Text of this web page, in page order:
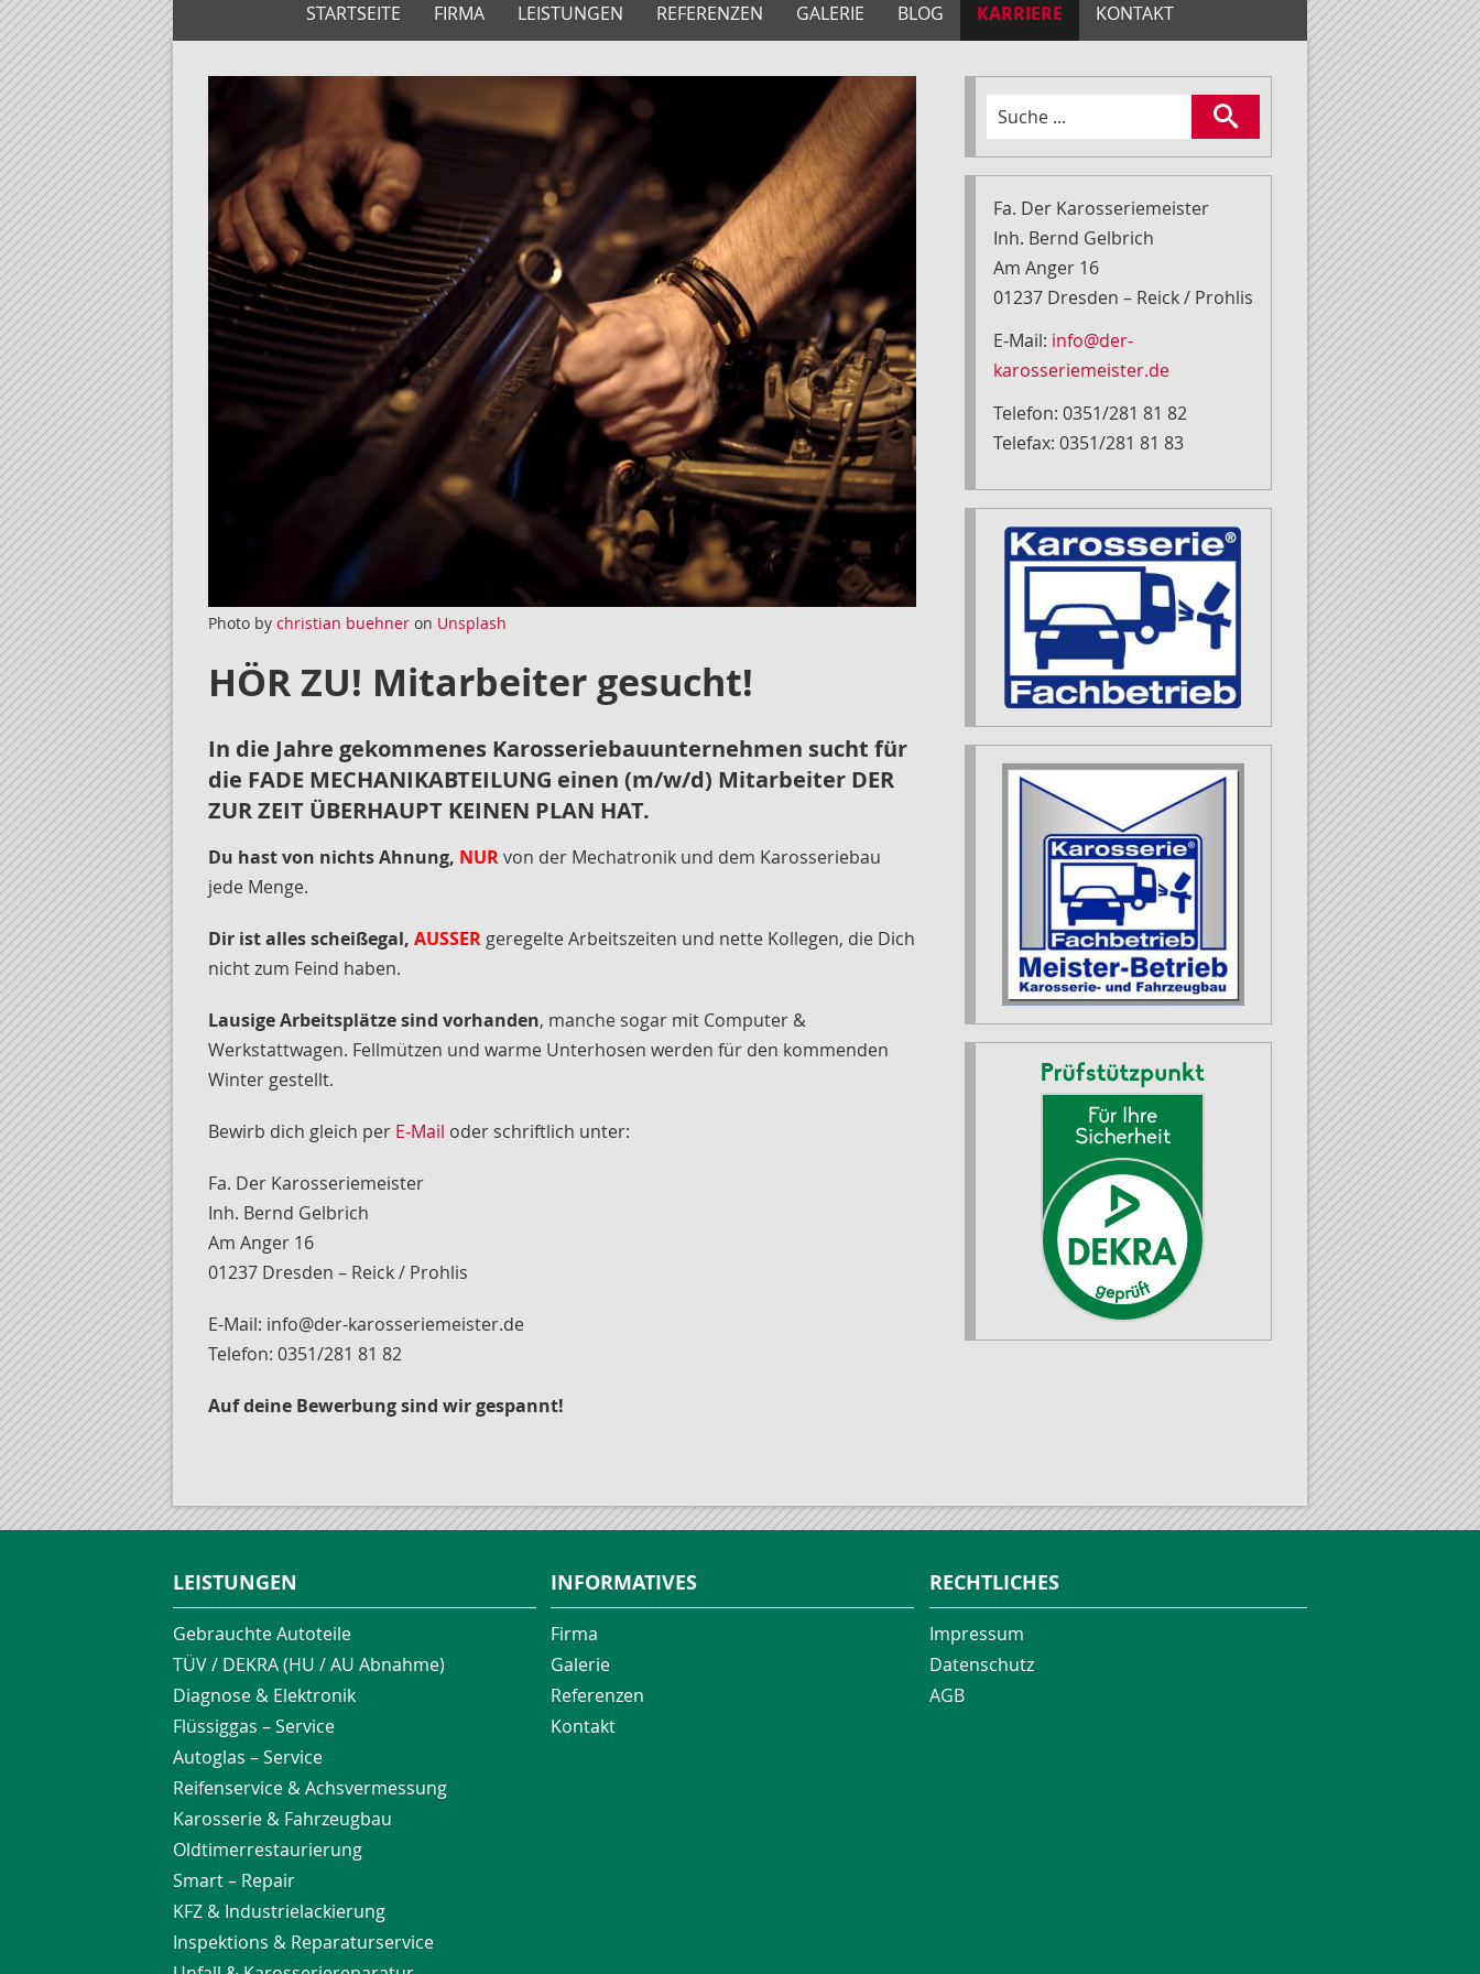
STARTSEITE FIRMA LEISTUNGEN REFERENZEN GALERIE BLOG KARRIERE KONTAKT
Photo by christian buehner on Unsplash
HÖR ZU! Mitarbeiter gesucht!
In die Jahre gekommenes Karosseriebauunternehmen sucht für
die FADE MECHANIKABTEILUNG einen (m/w/d) Mitarbeiter DER
ZUR ZEIT ÜBERHAUPT KEINEN PLAN HAT.
Du hast von nichts Ahnung, NURvon der Mechatronik und dem Karosseriebau
jede Menge.
Dir ist alles scheißegal, AUSSER geregelte Arbeitszeiten und nette Kollegen, die Dich
nicht zum Feind haben.
Lausige Arbeitsplätze sind vorhanden, manche sogar mit Computer &
Werkstattwagen. Fellmützen und warme Unterhosen werden für den kommenden
Winter gestellt.
Bewirb dich gleich per E-Mail oder schriftlich unter:
Fa. Der Karosseriemeister
Inh. Bernd Gelbrich
Am Anger 16
01237 Dresden – Reick / Prohlis
E-Mail: info@der-karosseriemeister.de
Telefon: 0351/281 81 82
Auf deine Bewerbung sind wir gespannt!
Fa. Der Karosseriemeister
Inh. Bernd Gelbrich
Am Anger 16
01237 Dresden – Reick / Prohlis
E-Mail: info@der-
karosseriemeister.de
Telefon: 0351/281 81 82
Telefax: 0351/281 81 83
LEISTUNGEN
Gebrauchte Autoteile
TÜV / DEKRA (HU / AU Abnahme)
Diagnose & Elektronik
Flüssiggas – Service
Autoglas – Service
Reifenservice & Achsvermessung
Karosserie & Fahrzeugbau
Oldtimerrestaurierung
Smart – Repair
KFZ & Industrielackierung
Inspektions & Reparaturservice
INFORMATIVES
Firma
Galerie
Referenzen
Kontakt
RECHTLICHES
Impressum
Datenschutz
AGB